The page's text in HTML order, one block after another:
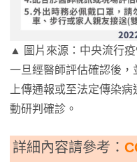
▲ 圖片來源：中央流行
一旦經醫師評估確認後
上傳通報或至法定傳染
動研判確診。
詳細內容請參考：